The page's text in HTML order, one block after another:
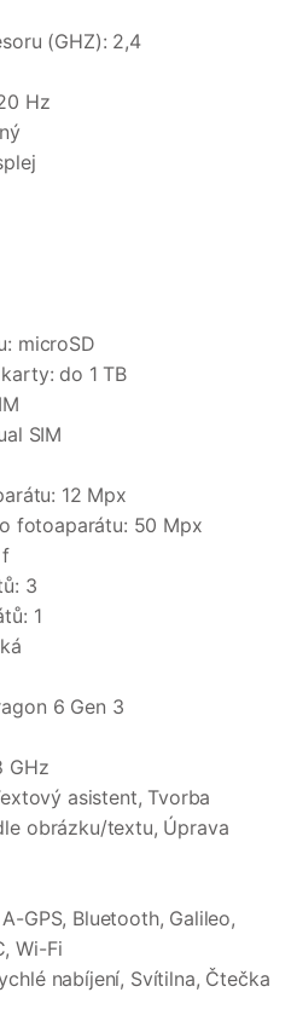
(GHZ): 2,4
Hz
microSD
do 1 TB
SIM
12 Mpx
fotoaparátu: 50 Mpx
f
3
1
6 Gen 3
GHz
asistent, Tvorba
obrázku/textu, Úprava
GPS, Bluetooth, Galileo,
Wi-Fi
nabíjení, Svítilna, Čtečka